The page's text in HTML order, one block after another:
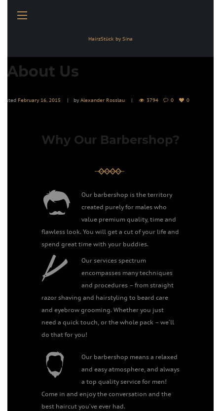
HairzStück by Sina
About Us
Posted February 16, 2015 by Alexander Rosslau 3794 0 0
Why Our Barbershop?
Our barbershop is the territory
created purely for males who
value premium quality, time and
flawless look. You will get a cut of your life and
spend great time with your buddies.
Our services spectrum
encompasses many techniques
and procedures – from straight
razor shaving and hairstyling to beard care
and eyebrow grooming. Whether you just
need a quick touch, or the whole pack – we’ll
do that for you!
Our barbershop means a relaxed
and easy atmosphere, and always
a top quality service for men!
Come in and enjoy the conversation and the
best haircut you’ve ever had.